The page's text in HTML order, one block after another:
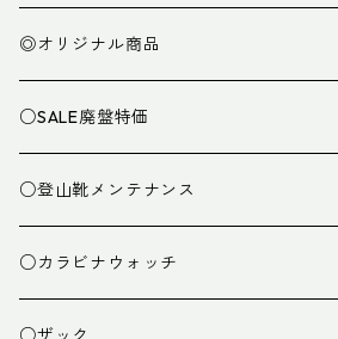
◎オリジナル商品
○SALE廃盤特価
○登山靴メンテナンス
○カラビナウォッチ